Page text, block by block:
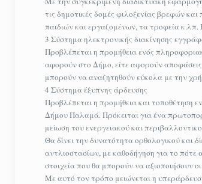
τις δημοτικές δομές φιλοξενίας βρεφών
παιδιών και εργαζομένων, τα τροφεία
3 Σύστημα ηλεκτρονικής διακίνησης
Προβλέπεται η προμήθεια ενός
αφορούν στο Δήμο, είτε αφορούν αποφάσεις
μπορούν να αναζητηθούν εύκολα με την
4 Σύστημα έξυπνης άρδευσης
Προβλέπεται η προμήθεια και τοποθέτηση
Δήμου Παλαμά. Πρόκειται για ένα
μείωση του ενεργειακού και
Θα δίνει την δυνατότητα ορθολογικού και
αντλιοστασίων, με καθοδήγηση για το πότε
στοιχεία που θα μπορούν να αξιοποιήσουν
Με αυτό τον τρόπο μειώνεται η